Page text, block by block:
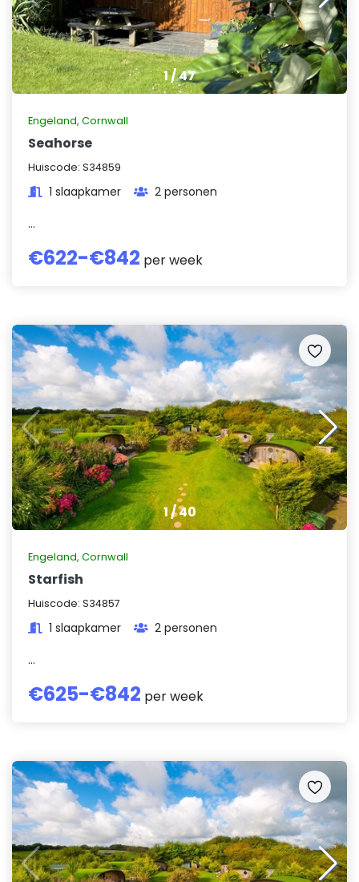
1/47
Engeland, Cornwall
Seahorse
Huiscode: S34859
1 slaapkamer
2 personen
...
€622-€842 per week
1/40
Engeland, Cornwall
Starfish
Huiscode: S34857
1 slaapkamer
2 personen
...
€625-€842 per week